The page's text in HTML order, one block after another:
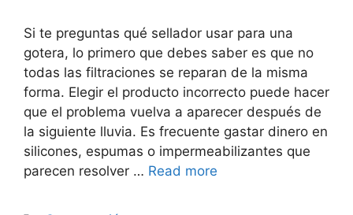
Si te preguntas qué sellador usar para una
gotera, lo primero que debes saber es que no
todas las filtraciones se reparan de la misma
forma. Elegir el producto incorrecto puede hacer
que el problema vuelva a aparecer después de
la siguiente lluvia. Es frecuente gastar dinero en
silicones, espumas o impermeabilizantes que
parecen resolver … Read more